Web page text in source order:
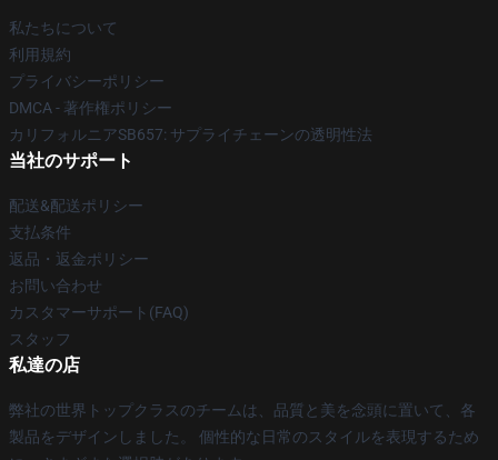
私たちについて
利用規約
プライバシーポリシー
DMCA - 著作権ポリシー
カリフォルニアSB657: サプライチェーンの透明性法
当社のサポート
配送&配送ポリシー
支払条件
返品・返金ポリシー
お問い合わせ
カスタマーサポート(FAQ)
スタッフ
私達の店
弊社の世界トップクラスのチームは、品質と美を念頭に置いて、各
製品をデザインしました。 個性的な日常のスタイルを表現するため